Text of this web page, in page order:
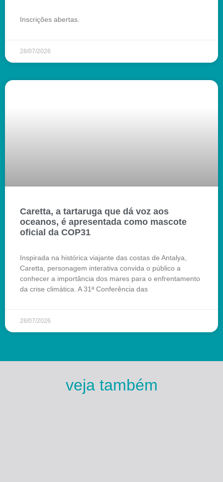
Inscrições abertas.
28/07/2026
Caretta, a tartaruga que dá voz aos
oceanos, é apresentada como mascote
oficial da COP31
Inspirada na histórica viajante das costas de Antalya,
Caretta, personagem interativa convida o público a
conhecer a importância dos mares para o enfrentamento
da crise climática. A 31ª Conferência das
28/07/2026
veja também